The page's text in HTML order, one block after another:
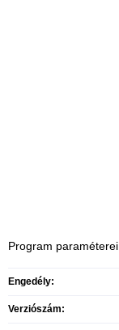
Program paraméterei
Engedély:
Verziószám: